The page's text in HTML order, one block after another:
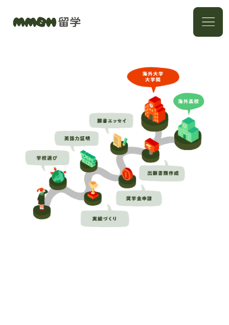
TOEFL/IELTS点数の壁
突破
エッセイコンサルティ
ング